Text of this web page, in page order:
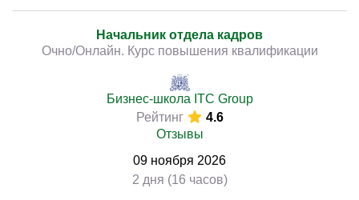
Начальник отдела кадров
Очно/Онлайн. Курс повышения квалификации
Бизнес-школа ITC Group
Рейтинг
4.6
Отзывы
09 ноября 2026
2 дня (16 часов)